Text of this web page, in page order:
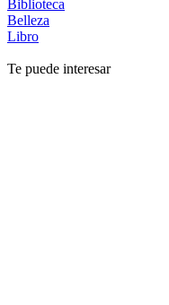
Biblioteca
Belleza
Libro
Te puede interesar